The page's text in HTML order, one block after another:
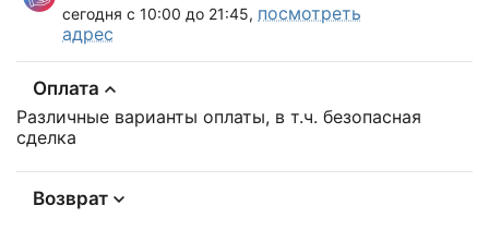
сегодня с 10:00 до 21:45, посмотреть
адрес
Оплата
Различные варианты оплаты, в т.ч. безопасная
сделка
Возврат